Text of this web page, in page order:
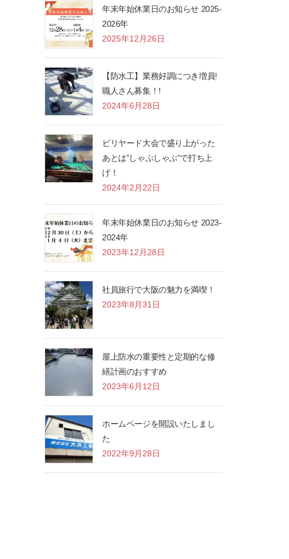
年末年始休業日のお知らせ 2025-
2026年
2025年12月26日
【防水工】業務好調につき増員!
職人さん募集！!
2024年6月28日
ビリヤード大会で盛り上がった
あとは”しゃぶしゃぶ”で打ち上
げ！
2024年2月22日
年末年始休業日のお知らせ 2023-
2024年
2023年12月28日
社員旅行で大阪の魅力を満喫！
2023年8月31日
屋上防水の重要性と定期的な修
繕計画のおすすめ
2023年6月12日
ホームページを開設いたしまし
た
2022年9月28日